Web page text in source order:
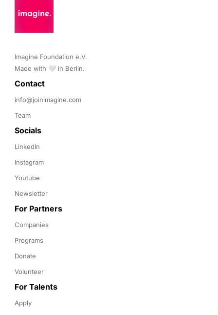
Imagine Foundation e.V.
Made with 🤍 in Berlin.
Contact
info@joinimagine.com
Team
Socials
LinkedIn
Instagram
Youtube
Newsletter
For Partners
Companies
Programs
Donate
Volunteer
For Talents
Apply